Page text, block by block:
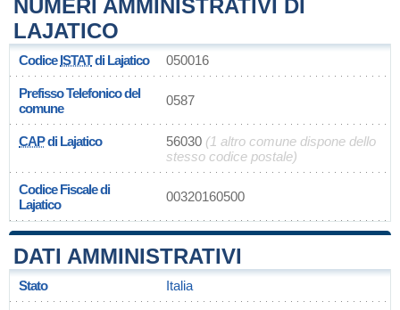
NUMERI AMMINISTRATIVI DI
LAJATICO
CodiceISTATdi Lajatico 050016
Prefisso Telefonico del
comune
0587
CAPdi Lajatico 56030 (1 altro comune dispone dello
stesso codice postale)
Codice Fiscale di
Lajatico
00320160500
DATI AMMINISTRATIVI
Stato Italia